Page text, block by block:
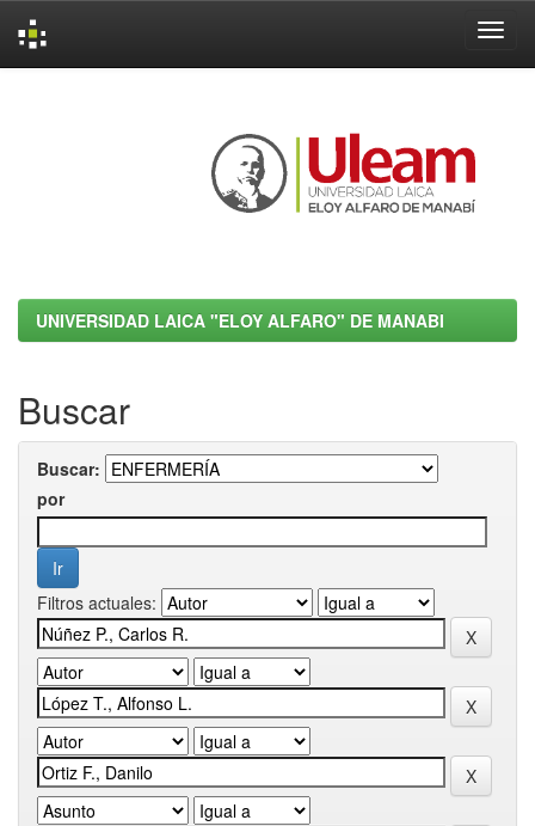
UNIVERSIDAD LAICA "ELOY ALFARO" DE MANABI
Buscar
Buscar:
por
Filtros actuales: